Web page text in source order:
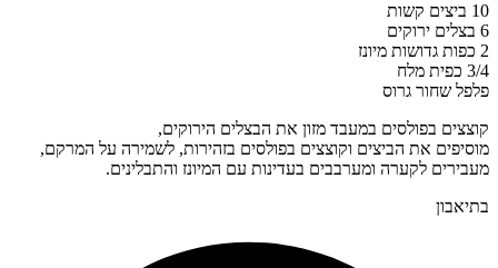
10 ביצים קשות
6 בצלים ירוקים
2 כפות גדושות מיונז
3/4 כפית מלח
פלפל שחור גרוס
קוצצים בפולסים במעבד מזון את הבצלים הירוקים,
מוסיפים את הביצים וקוצצים בפולסים בזהירות, לשמירה על המרקם,
מעבירים לקערה ומערבבים בעדינות עם המיונז והתבלינים.
בתיאבון